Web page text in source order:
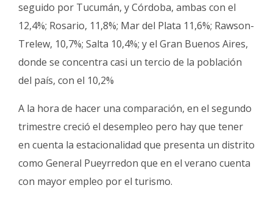
seguido por Tucumán, y Córdoba, ambas con el
12,4%; Rosario, 11,8%; Mar del Plata 11,6%; Rawson-
Trelew, 10,7%; Salta 10,4%; y el Gran Buenos Aires,
donde se concentra casi un tercio de la población
del país, con el 10,2%
A la hora de hacer una comparación, en el segundo
trimestre creció el desempleo pero hay que tener
en cuenta la estacionalidad que presenta un distrito
como General Pueyrredon que en el verano cuenta
con mayor empleo por el turismo.